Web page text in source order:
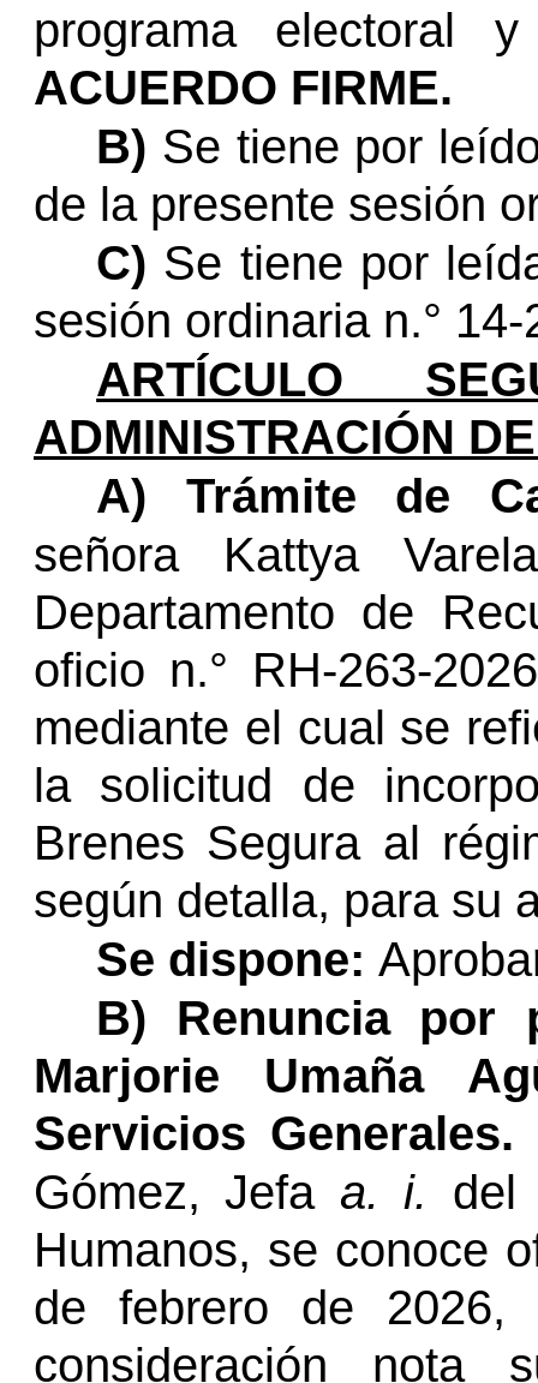
programa electoral
ACUERDO FIRME.
B) Se tiene por
de la presente sesión
C) Se tiene por
sesión ordinaria n.° 14-
ARTÍCULO
ADMINISTRACIÓN
A) Trámite de
señora Kattya
Departamento de
oficio n.° RH-263-
mediante el cual se
la solicitud de
Brenes Segura al
según detalla, para su
Se dispone:
B) Renuncia por
Marjorie Umaña
Servicios Generales.
Gómez,Jefa a. i. del
Humanos, se conoce
de febrero de 2026,
consideración nota